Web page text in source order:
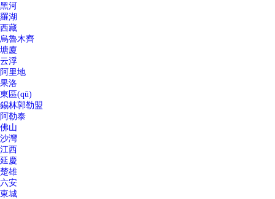
黑河
羅湖
西藏
烏魯木齊
塘廈
云浮
阿里地
果洛
東區(qū)
錫林郭勒盟
阿勒泰
佛山
沙灣
江西
延慶
楚雄
六安
東城